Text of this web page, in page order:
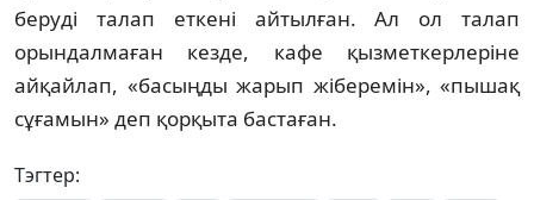
беруді талап еткені айтылған. Ал ол талап
орындалмаған кезде, кафе қызметкерлеріне
айқайлап, «басыңды жарып жіберемін», «пышақ
сұғамын» деп қорқыта бастаған.
Тэгтер: